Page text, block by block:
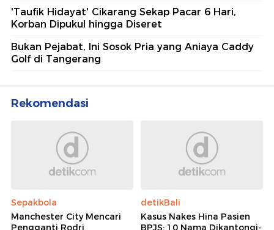
'Taufik Hidayat' Cikarang Sekap Pacar 6 Hari,
Korban Dipukul hingga Diseret
Bukan Pejabat, Ini Sosok Pria yang Aniaya Caddy
Golf di Tangerang
Rekomendasi
Sepakbola
Manchester City Mencari
Pengganti Rodri
detikBali
Kasus Nakes Hina Pasien
BPJS: 10 Nama Dikantongi-